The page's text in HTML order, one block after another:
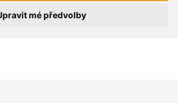
mé předvolby